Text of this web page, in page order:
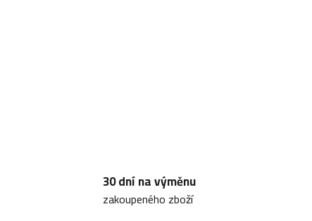
30 dní na výměnu
zakoupeného zboží